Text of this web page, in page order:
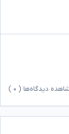
دیدگاه‌ها ( ۰